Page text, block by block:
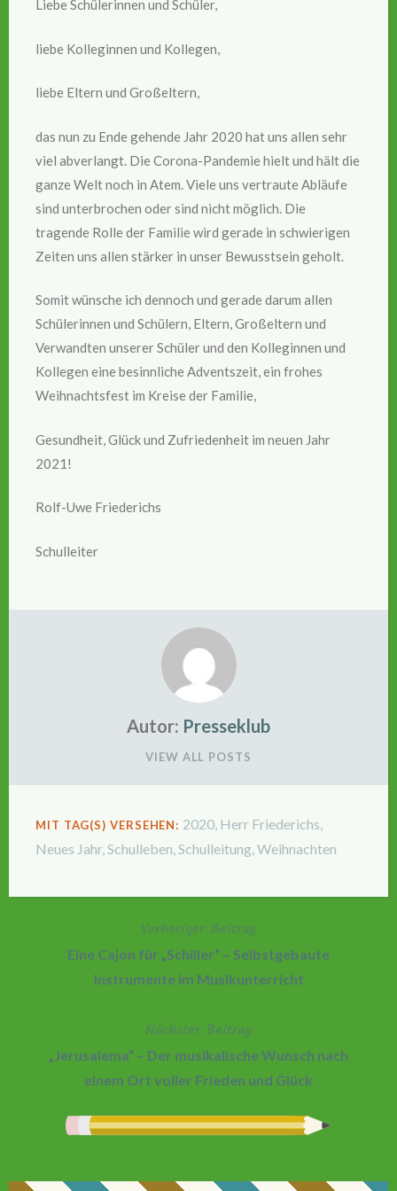
Liebe Schülerinnen und Schüler,
liebe Kolleginnen und Kollegen,
liebe Eltern und Großeltern,
das nun zu Ende gehende Jahr 2020 hat uns allen sehr
viel abverlangt. Die Corona-Pandemie hielt und hält die
ganze Welt noch in Atem. Viele uns vertraute Abläufe
sind unterbrochen oder sind nicht möglich. Die
tragende Rolle der Familie wird gerade in schwierigen
Zeiten uns allen stärker in unser Bewusstsein geholt.
Somit wünsche ich dennoch und gerade darum allen
Schülerinnen und Schülern, Eltern, Großeltern und
Verwandten unserer Schüler und den Kolleginnen und
Kollegen eine besinnliche Adventszeit, ein frohes
Weihnachtsfest im Kreise der Familie,
Gesundheit, Glück und Zufriedenheit im neuen Jahr
2021!
Rolf-Uwe Friederichs
Schulleiter
Autor: Presseklub
VIEW ALL POSTS
MIT TAG(S) VERSEHEN: 2020, Herr Friederichs,
Neues Jahr,Schulleben,Schulleitung,Weihnachten
BeitragsnavigationVorheriger Beitrag
Eine Cajon für „Schiller“ – Selbstgebaute
Instrumente im Musikunterricht
Nächster Beitrag
„Jerusalema“ – Der musikalische Wunsch nach
einem Ort voller Frieden und Glück